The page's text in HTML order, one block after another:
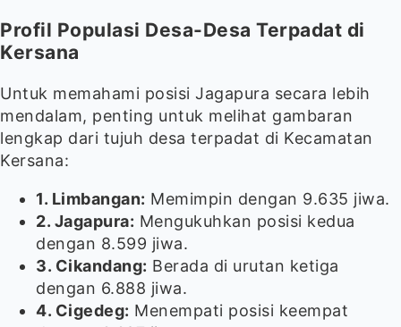
Profil Populasi Desa-Desa Terpadat di
Kersana
Untuk memahami posisi Jagapura secara lebih
mendalam, penting untuk melihat gambaran
lengkap dari tujuh desa terpadat di Kecamatan
Kersana:
1. Limbangan: Memimpin dengan 9.635 jiwa.
2. Jagapura: Mengukuhkan posisi kedua
dengan 8.599 jiwa.
3. Cikandang: Berada di urutan ketiga
dengan 6.888 jiwa.
4. Cigedeg: Menempati posisi keempat